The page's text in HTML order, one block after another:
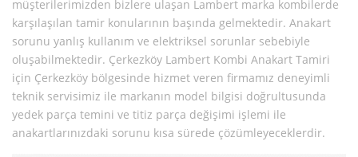
müşterilerimizden bizlere ulaşan Lambert marka kombilerde
karşılaşılan tamir konularının başında gelmektedir. Anakart
sorunu yanlış kullanım ve elektriksel sorunlar sebebiyle
oluşabilmektedir. Çerkezköy Lambert Kombi Anakart Tamiri
için Çerkezköy bölgesinde hizmet veren firmamız deneyimli
teknik servisimiz ile markanın model bilgisi doğrultusunda
yedek parça temini ve titiz parça değişimi işlemi ile
anakartlarınızdaki sorunu kısa sürede çözümleyeceklerdir.